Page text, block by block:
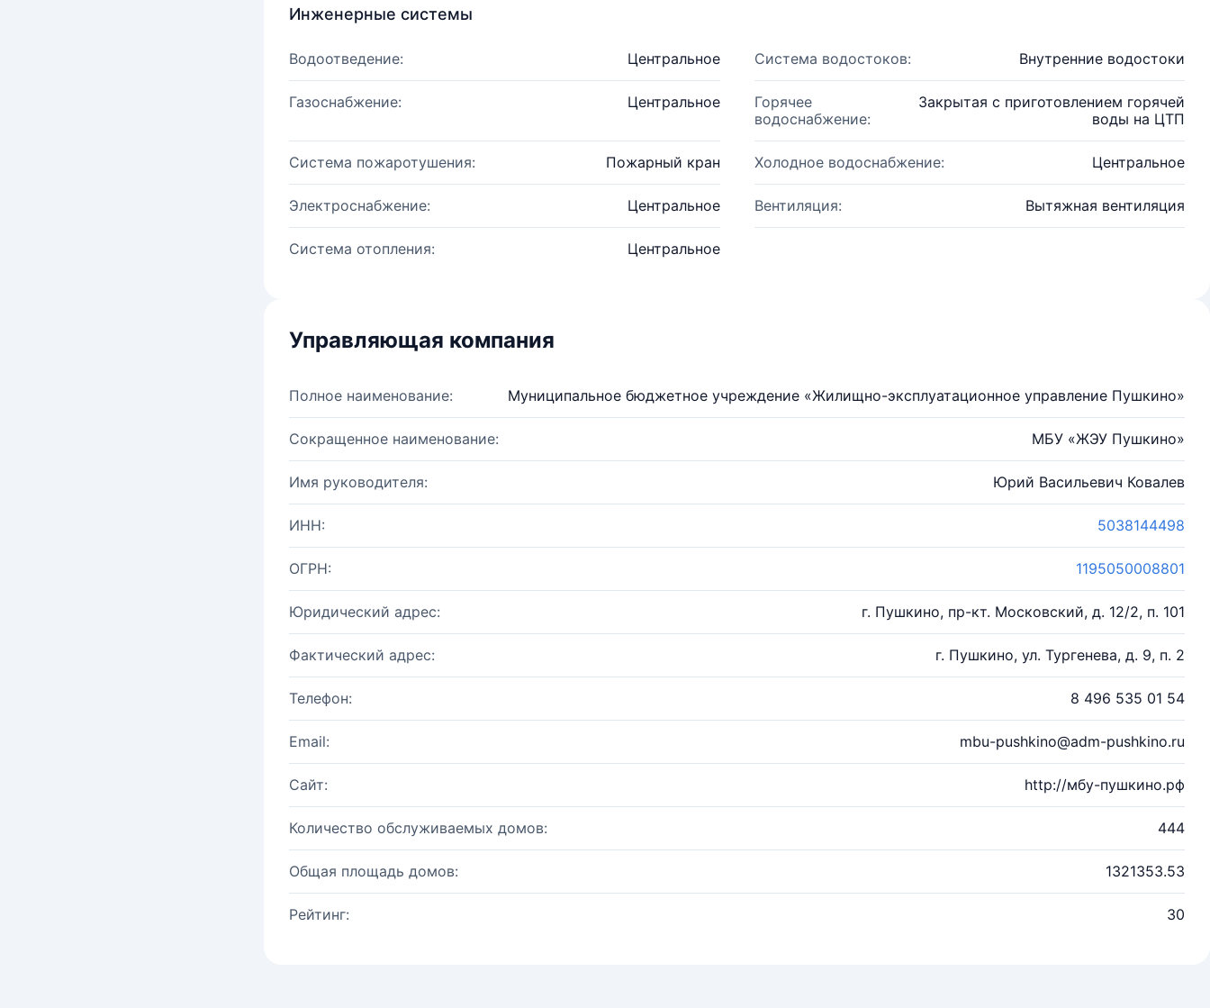
Инженерные системы
Водоотведение: Центральное Система водостоков: Внутренние водостоки
Газоснабжение: Центральное
Горячее
водоснабжение:
Закрытая с приготовлением горячей
воды на ЦТП
Система пожаротушения: Пожарный кран Холодное водоснабжение: Центральное
Электроснабжение: Центральное Вентиляция: Вытяжная вентиляция
Система отопления: Центральное
Управляющая компания
Полное наименование: Муниципальное бюджетное учреждение «Жилищно-эксплуатационное управление Пушкино»
Сокращенное наименование: МБУ «ЖЭУ Пушкино»
Имя руководителя: Юрий Васильевич Ковалев
ИНН: 5038144498
ОГРН: 1195050008801
Юридический адрес: г. Пушкино, пр-кт. Московский, д. 12/2, п. 101
Фактический адрес: г. Пушкино, ул. Тургенева, д. 9, п. 2
Телефон: 8 496 535 01 54
Email: mbu-pushkino@adm-pushkino.ru
Сайт: http://мбу-пушкино.рф
Количество обслуживаемых домов: 444
Общая площадь домов: 1321353.53
Рейтинг: 30